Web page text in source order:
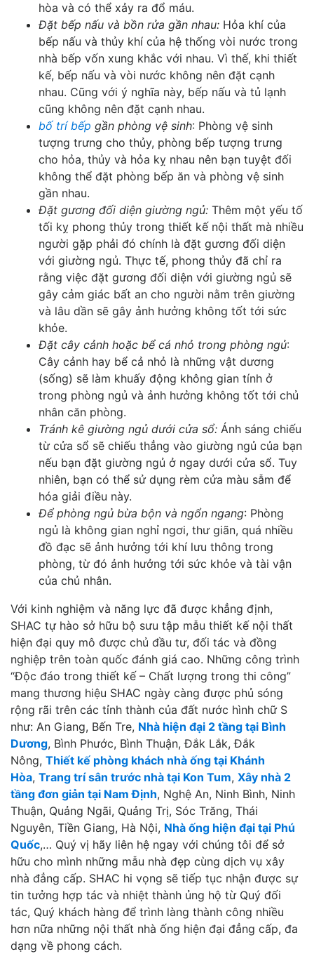
hòa và có thể xảy ra đổ máu.
Đặt bếp nấu và bồn rửa gần nhau: Hỏa khí của
bếp nấu và thủy khí của hệ thống vòi nước trong
nhà bếp vốn xung khắc với nhau. Vì thế, khi thiết
kế, bếp nấu và vòi nước không nên đặt cạnh
nhau. Cũng với ý nghĩa này, bếp nấu và tủ lạnh
cũng không nên đặt cạnh nhau.
bố trí bếp gần phòng vệ sinh: Phòng vệ sinh
tượng trưng cho thủy, phòng bếp tượng trưng
cho hỏa, thủy và hỏa kỵ nhau nên bạn tuyệt đối
không thể đặt phòng bếp ăn và phòng vệ sinh
gần nhau.
Đặt gương đối diện giường ngủ: Thêm một yếu tố
tối kỵ phong thủy trong thiết kế nội thất mà nhiều
người gặp phải đó chính là đặt gương đối diện
với giường ngủ. Thực tế, phong thủy đã chỉ ra
rằng việc đặt gương đối diện với giường ngủ sẽ
gây cảm giác bất an cho người nằm trên giường
và lâu dần sẽ gây ảnh hưởng không tốt tới sức
khỏe.
Đặt cây cảnh hoặc bể cá nhỏ trong phòng ngủ:
Cây cảnh hay bể cả nhỏ là những vật dương
(sống) sẽ làm khuấy động không gian tính ở
trong phòng ngủ và ảnh hưởng không tốt tới chủ
nhân căn phòng.
Tránh kê giường ngủ dưới cửa sổ: Ánh sáng chiếu
từ cửa sổ sẽ chiếu thẳng vào giường ngủ của bạn
nếu bạn đặt giường ngủ ở ngay dưới cửa sổ. Tuy
nhiên, bạn có thể sử dụng rèm cửa màu sẫm để
hóa giải điều này.
Để phòng ngủ bừa bộn và ngổn ngang: Phòng
ngủ là không gian nghỉ ngơi, thư giãn, quá nhiều
đồ đạc sẽ ảnh hưởng tới khí lưu thông trong
phòng, từ đó ảnh hưởng tới sức khỏe và tài vận
của chủ nhân.
Với kinh nghiệm và năng lực đã được khẳng định,
SHAC tự hào sở hữu bộ sưu tập mẫu thiết kế nội thất
hiện đại quy mô được chủ đầu tư, đối tác và đồng
nghiệp trên toàn quốc đánh giá cao. Những công trình
“Độc đáo trong thiết kế – Chất lượng trong thi công”
mang thương hiệu SHAC ngày càng được phủ sóng
rộng rãi trên các tỉnh thành của đất nước hình chữ S
như: An Giang, Bến Tre, Nhà hiện đại 2 tầng tại Bình
Dương, Bình Phước, Bình Thuận, Đắk Lắk, Đắk
Nông, Thiết kế phòng khách nhà ống tại Khánh
Hòa, Trang trí sân trước nhà tại Kon Tum, Xây nhà 2
tầng đơn giản tại Nam Định, Nghệ An, Ninh Bình, Ninh
Thuận, Quảng Ngãi, Quảng Trị, Sóc Trăng, Thái
Nguyên, Tiền Giang, Hà Nội, Nhà ống hiện đại tại Phú
Quốc,… Quý vị hãy liên hệ ngay với chúng tôi để sở
hữu cho mình những mẫu nhà đẹp cùng dịch vụ xây
nhà đẳng cấp. SHAC hi vọng sẽ tiếp tục nhận được sự
tin tưởng hợp tác và nhiệt thành ủng hộ từ Quý đối
tác, Quý khách hàng để trình làng thành công nhiều
hơn nữa những nội thất nhà ống hiện đại đẳng cấp, đa
dạng về phong cách.